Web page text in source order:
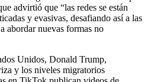
advirtió que “las redes se están
y evasivas, desafiando así a las
abordar nuevas formas no
Unidos, Donald Trump,
y los niveles migratorios